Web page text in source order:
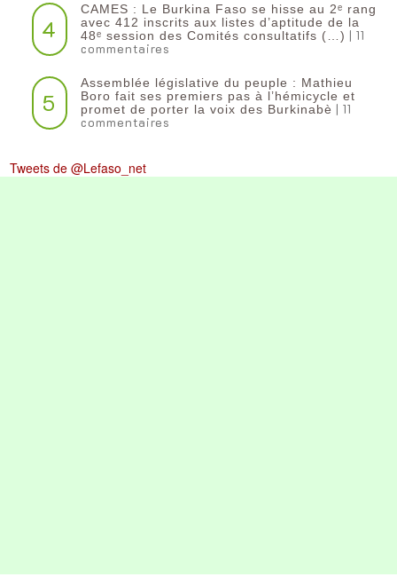
4
CAMES : Le Burkina Faso se hisse au 2ᵉ rang
avec 412 inscrits aux listes d’aptitude de la
48ᵉ session des Comités consultatifs (…) | 11
commentaires
5
Assemblée législative du peuple : Mathieu
Boro fait ses premiers pas à l’hémicycle et
promet de porter la voix des Burkinabè | 11
commentaires
Tweets de @Lefaso_net